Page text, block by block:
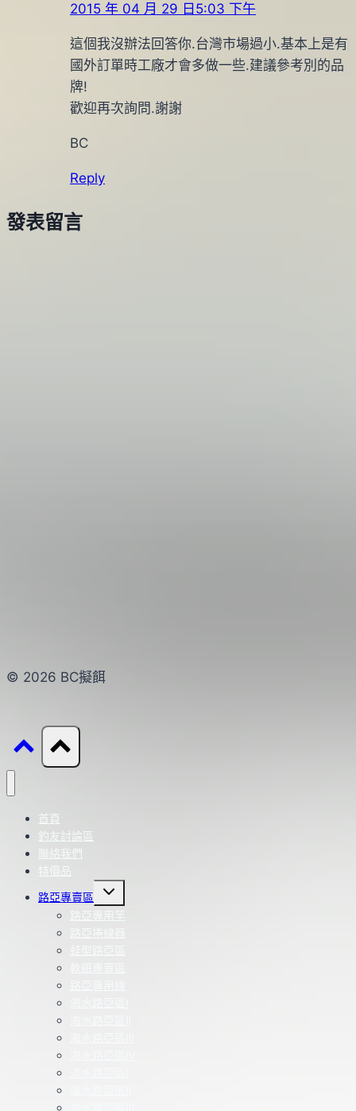
2015 年 04 月 29 日5:03 下午
這個我沒辦法回答你.台灣市場過小.基本上是有
國外訂單時工廠才會多做一些.建議參考別的品
牌!
歡迎再次詢問.謝謝
BC
Reply
發表留言
© 2026 BC擬餌
首頁
釣友討論區
聯絡我們
特價品
路亞專賣區
Toggle
child
menu
路亞專用竿